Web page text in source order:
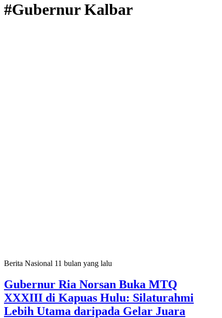
#Gubernur Kalbar
Berita Nasional 11 bulan yang lalu
Gubernur Ria Norsan Buka MTQ
XXXIII di Kapuas Hulu: Silaturahmi
Lebih Utama daripada Gelar Juara